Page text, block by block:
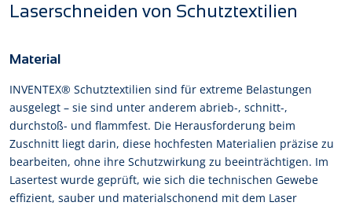
Laserschneiden von Schutztextilien
Material
INVENTEX® Schutztextilien sind für extreme Belastungen
ausgelegt – sie sind unter anderem abrieb-, schnitt-,
durchstoß- und flammfest. Die Herausforderung beim
Zuschnitt liegt darin, diese hochfesten Materialien präzise zu
bearbeiten, ohne ihre Schutzwirkung zu beeinträchtigen. Im
Lasertest wurde geprüft, wie sich die technischen Gewebe
effizient, sauber und materialschonend mit dem Laser